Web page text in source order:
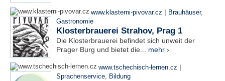
www.klasterni-pivovar.cz | Brauhäuser,
Gastronomie
Klosterbrauerei Strahov, Prag 1
Die Klosterbrauerei befindet sich unweit der
Prager Burg und bietet die... mehr ›
www.tschechisch-lernen.cz |
Sprachenservice, Bildung